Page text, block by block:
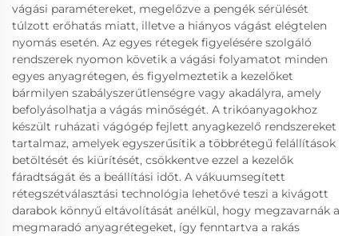
vágási paramétereket, megelőzve a pengék sérülését
túlzott erőhatás miatt, illetve a hiányos vágást elégtelen
nyomás esetén. Az egyes rétegek figyelésére szolgáló
rendszerek nyomon követik a vágási folyamatot minden
egyes anyagrétegen, és figyelmeztetik a kezelőket
bármilyen szabályszerűtlenségre vagy akadályra, amely
befolyásolhatja a vágás minőségét. A trikóanyagokhoz
készült ruházati vágógép fejlett anyagkezelő rendszereket
tartalmaz, amelyek egyszerűsítik a többrétegű felállítások
betöltését és kiürítését, csökkentve ezzel a kezelők
fáradtságát és a beállítási időt. A vákuumsegített
rétegszétválasztási technológia lehetővé teszi a kivágott
darabok könnyű eltávolítását anélkül, hogy megzavarnák a
megmaradó anyagrétegeket, így fenntartva a rakás